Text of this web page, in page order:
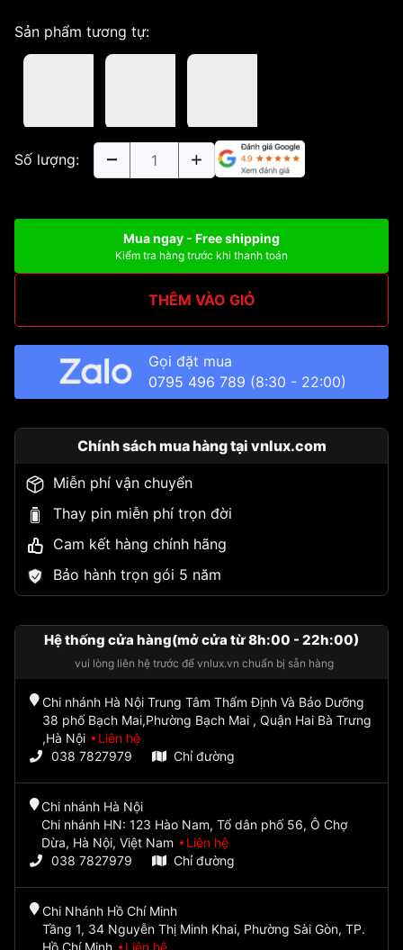
Sản phẩm tương tự:
Số lượng:
Mua ngay - Free shipping
Kiểm tra hàng trước khi thanh toán
THÊM VÀO GIỎ
Gọi đặt mua
0795 496 789 (8:30 - 22:00)
Chính sách mua hàng tại vnlux.com
Miễn phí vận chuyển
Thay pin miễn phí trọn đời
Cam kết hàng chính hãng
Bảo hành trọn gói 5 năm
Hệ thống cửa hàng(mở cửa từ 8h:00 - 22h:00)
vui lòng liên hệ trước để vnlux.vn chuẩn bị sẵn hàng
Chi nhánh Hà Nội Trung Tâm Thẩm Định Và Bảo Dưỡng
38 phố Bạch Mai,Phường Bạch Mai , Quận Hai Bà Trưng
,Hà Nội
Liên hệ
038 7827979
Chỉ đường
Chi nhánh Hà Nội
Chi nhánh HN: 123 Hào Nam, Tổ dân phố 56, Ô Chợ
Dừa, Hà Nội, Việt Nam
Liên hệ
038 7827979
Chỉ đường
Chi Nhánh Hồ Chí Minh
Tầng 1, 34 Nguyễn Thị Minh Khai, Phường Sài Gòn, TP.